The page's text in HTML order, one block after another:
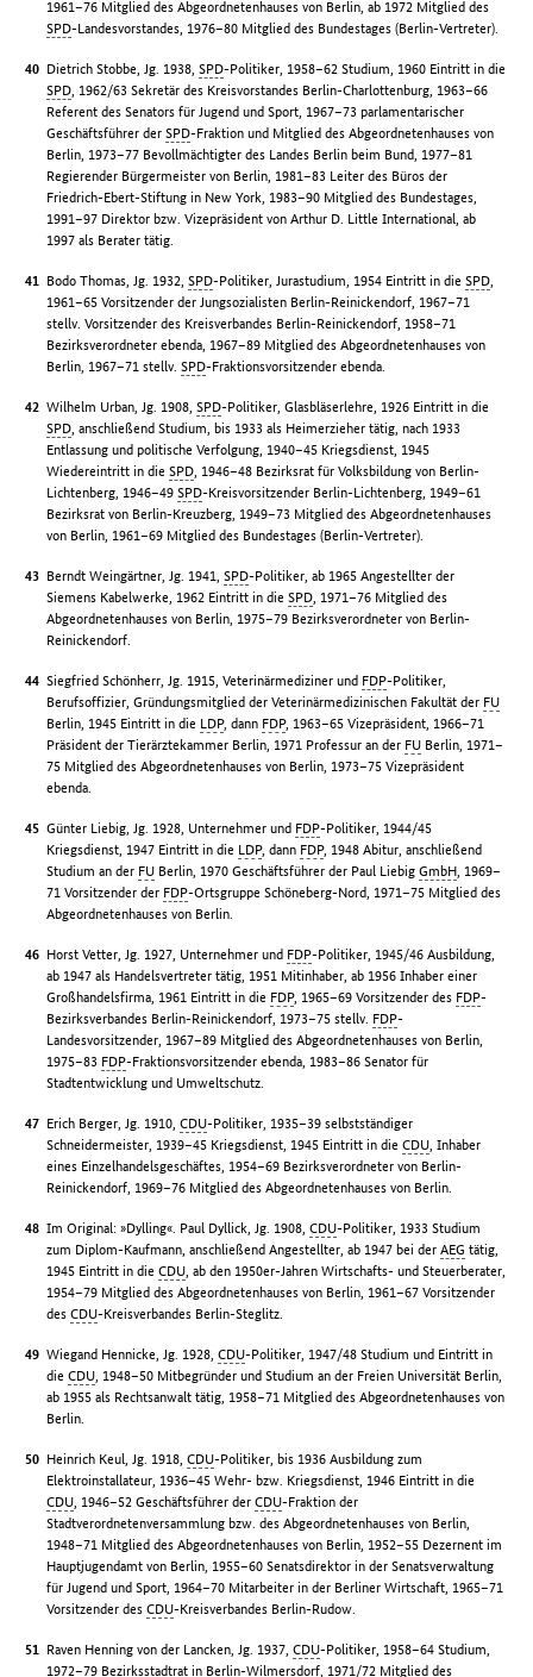
1961–76 Mitglied des Abgeordnetenhauses von Berlin, ab 1972 Mitglied des
SPD-Landesvorstandes, 1976–80 Mitglied des Bundestages (Berlin-Vertreter).
Dietrich Stobbe, Jg. 1938,SPD-Politiker, 1958–62 Studium, 1960 Eintritt in die
SPD , 1962/63 Sekretär des Kreisvorstandes Berlin-Charlottenburg, 1963–66
Referent des Senators für Jugend und Sport, 1967–73 parlamentarischer
Geschäftsführer derSPD-Fraktion und Mitglied des Abgeordnetenhauses von
Berlin, 1973–77 Bevollmächtigter des Landes Berlin beim Bund, 1977–81
Regierender Bürgermeister von Berlin, 1981–83 Leiter des Büros der
Friedrich-Ebert-Stiftung in New York, 1983–90 Mitglied des Bundestages,
1991–97 Direktor bzw. Vizepräsident von Arthur D. Little International, ab
1997 als Berater tätig.
Bodo Thomas, Jg. 1932,SPD-Politiker, Jurastudium, 1954 Eintritt in dieSPD
1961–65 Vorsitzender der Jungsozialisten Berlin-Reinickendorf, 1967–71
stellv. Vorsitzender des Kreisverbandes Berlin-Reinickendorf, 1958–71
Bezirksverordneter ebenda, 1967–89 Mitglied des Abgeordnetenhauses von
Berlin, 1967–71 stellv.SPD-Fraktionsvorsitzender ebenda.
Wilhelm Urban, Jg. 1908,SPD-Politiker, Glasbläserlehre, 1926 Eintritt in die
SPD , anschließend Studium, bis 1933 als Heimerzieher tätig, nach 1933
Entlassung und politische Verfolgung, 1940–45 Kriegsdienst, 1945
Wiedereintritt in dieSPD , 1946–48 Bezirksrat für Volksbildung von Berlin-
Lichtenberg, 1946–49SPD-Kreisvorsitzender Berlin-Lichtenberg, 1949–61
Bezirksrat von Berlin-Kreuzberg, 1949–73 Mitglied des Abgeordnetenhauses
von Berlin, 1961–69 Mitglied des Bundestages (Berlin-Vertreter).
Berndt Weingärtner, Jg. 1941,SPD-Politiker, ab 1965 Angestellter der
Siemens Kabelwerke, 1962 Eintritt in dieSPD , 1971–76 Mitglied des
Abgeordnetenhauses von Berlin, 1975–79 Bezirksverordneter von Berlin-
Reinickendorf.
Siegfried Schönherr, Jg. 1915, Veterinärmediziner und FDP-Politiker,
Berufsoffizier, Gründungsmitglied der Veterinärmedizinischen Fakultät der FU
Berlin, 1945 Eintritt in die LDP, dann FDP, 1963–65 Vizepräsident, 1966–71
Präsident der Tierärztekammer Berlin, 1971 Professur an der FU Berlin, 1971–
75 Mitglied des Abgeordnetenhauses von Berlin, 1973–75 Vizepräsident
ebenda.
Günter Liebig, Jg. 1928, Unternehmer und FDP-Politiker, 1944/45
Kriegsdienst, 1947 Eintritt in die LDP, dann FDP, 1948 Abitur, anschließend
Studium an der FU Berlin, 1970 Geschäftsführer der Paul LiebigGmbH , 1969–
71 Vorsitzender der FDP-Ortsgruppe Schöneberg-Nord, 1971–75 Mitglied des
Abgeordnetenhauses von Berlin.
Horst Vetter, Jg. 1927, Unternehmer und FDP-Politiker, 1945/46 Ausbildung,
ab 1947 als Handelsvertreter tätig, 1951 Mitinhaber, ab 1956 Inhaber einer
Großhandelsfirma, 1961 Eintritt in die FDP, 1965–69 Vorsitzender des FDP-
Bezirksverbandes Berlin-Reinickendorf, 1973–75 stellv. FDP-
Landesvorsitzender, 1967–89 Mitglied des Abgeordnetenhauses von Berlin,
1975–83 FDP-Fraktionsvorsitzender ebenda, 1983–86 Senator für
Stadtentwicklung und Umweltschutz.
Erich Berger, Jg. 1910,CDU-Politiker, 1935–39 selbstständiger
Schneidermeister, 1939–45 Kriegsdienst, 1945 Eintritt in dieCDU , Inhaber
eines Einzelhandelsgeschäftes, 1954–69 Bezirksverordneter von Berlin-
Reinickendorf, 1969–76 Mitglied des Abgeordnetenhauses von Berlin.
Im Original: »Dylling«. Paul Dyllick, Jg. 1908,CDU-Politiker, 1933 Studium
zum Diplom-Kaufmann, anschließend Angestellter, ab 1947 bei derAEG tätig,
1945 Eintritt in dieCDU , ab den 1950er-Jahren Wirtschafts- und Steuerberater,
1954–79 Mitglied des Abgeordnetenhauses von Berlin, 1961–67 Vorsitzender
desCDU-Kreisverbandes Berlin-Steglitz.
Wiegand Hennicke, Jg. 1928,CDU-Politiker, 1947/48 Studium und Eintritt in
dieCDU , 1948–50 Mitbegründer und Studium an der Freien Universität Berlin,
ab 1955 als Rechtsanwalt tätig, 1958–71 Mitglied des Abgeordnetenhauses von
Berlin.
Heinrich Keul, Jg. 1918,CDU-Politiker, bis 1936 Ausbildung zum
Elektroinstallateur, 1936–45 Wehr- bzw. Kriegsdienst, 1946 Eintritt in die
CDU , 1946–52 Geschäftsführer derCDU-Fraktion der
Stadtverordnetenversammlung bzw. des Abgeordnetenhauses von Berlin,
1948–71 Mitglied des Abgeordnetenhauses von Berlin, 1952–55 Dezernent im
Hauptjugendamt von Berlin, 1955–60 Senatsdirektor in der Senatsverwaltung
für Jugend und Sport, 1964–70 Mitarbeiter in der Berliner Wirtschaft, 1965–71
Vorsitzender desCDU-Kreisverbandes Berlin-Rudow.
Raven Henning von der Lancken, Jg. 1937,CDU-Politiker, 1958–64 Studium,
1972–79 Bezirksstadtrat in Berlin-Wilmersdorf, 1971/72 Mitglied des